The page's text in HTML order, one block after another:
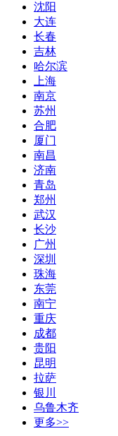
沈阳
大连
长春
吉林
哈尔滨
上海
南京
苏州
合肥
厦门
南昌
济南
青岛
郑州
武汉
长沙
广州
深圳
珠海
东莞
南宁
重庆
成都
贵阳
昆明
拉萨
银川
乌鲁木齐
更多>>